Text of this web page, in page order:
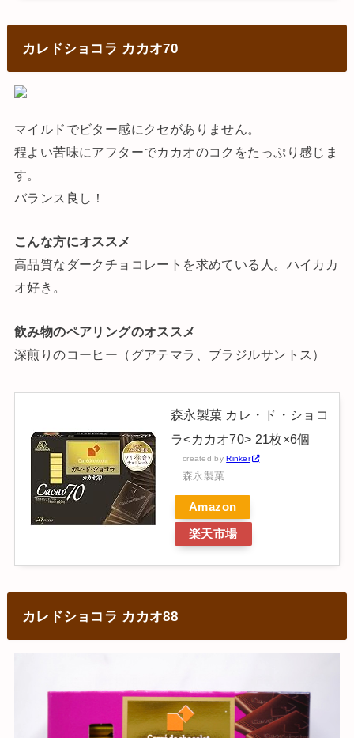
カレドショコラ カカオ70
マイルドでビター感にクセがありません。
程よい苦味にアフターでカカオのコクをたっぷり感じま
す。
バランス良し！
こんな方にオススメ
高品質なダークチョコレートを求めている人。ハイカカ
オ好き。
飲み物のペアリングのオススメ
深煎りのコーヒー（グアテマラ、ブラジルサントス）
森永製菓 カレ・ド・ショコ
ラ<カカオ70> 21枚×6個
created byRinker
森永製菓
Amazon
楽天市場
カレドショコラ カカオ88